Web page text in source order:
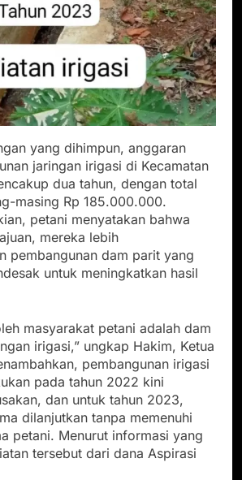
yang dihimpun, anggaran
jaringan irigasi di Kecamatan
dua tahun, dengan total
masing Rp 185.000.000.
petani menyatakan bahwa
mereka lebih
pembangunan dam parit yang
untuk meningkatkan hasil
masyarakat petani adalah dam
irigasi,” ungkap Hakim, Ketua
pembangunan irigasi
pada tahun 2022 kini
dan untuk tahun 2023,
dilanjutkan tanpa memenuhi
petani. Menurut informasi yang
tersebut dari dana Aspirasi